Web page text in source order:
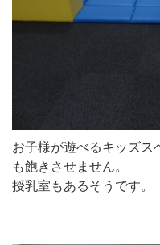
お子様が遊べるキッズス
も飽きさせません。
授乳室もあるそうです。